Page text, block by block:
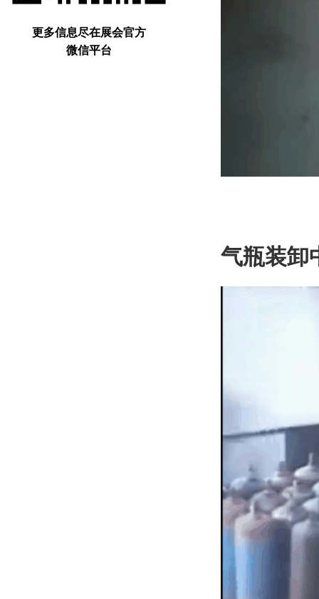
更多信息尽在展会官方
微信平台
气瓶装卸